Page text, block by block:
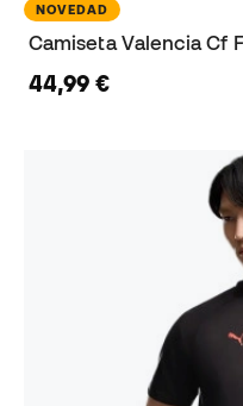
NOVEDAD
Camiseta Valencia Cf
44,99 €